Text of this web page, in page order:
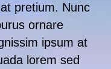
pretium. Nunc
ornare
ipsum at
lorem sed